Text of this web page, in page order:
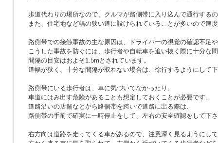
歩道代わりの場所なので、クルマが路側帯に入り込んで通行する
また、住宅地など幅の狭い道に設けられていることが多いので速
路側帯での接触事故の主な原因は、ドライバーの視覚の確認不足
こうした事故を防ぐには、歩行者や自転車を追い抜く際に十分な
間隔の目安はおよそ1.5mとされています。
道幅が狭く、十分な間隔が取れない場合は、徐行するようにして
路側帯にいる歩行者は、車に気づいてなかったり、
車道にはみ出す危険があることも想定しておくことが必要です。
道路沿いの店舗などから路側帯を跨いで道路に出る際は、
路側帯の手前で確実に一時停止をして、左右の安全確認をして下
右方向は道路を走ってくる車があるので、注意深く見るようにし